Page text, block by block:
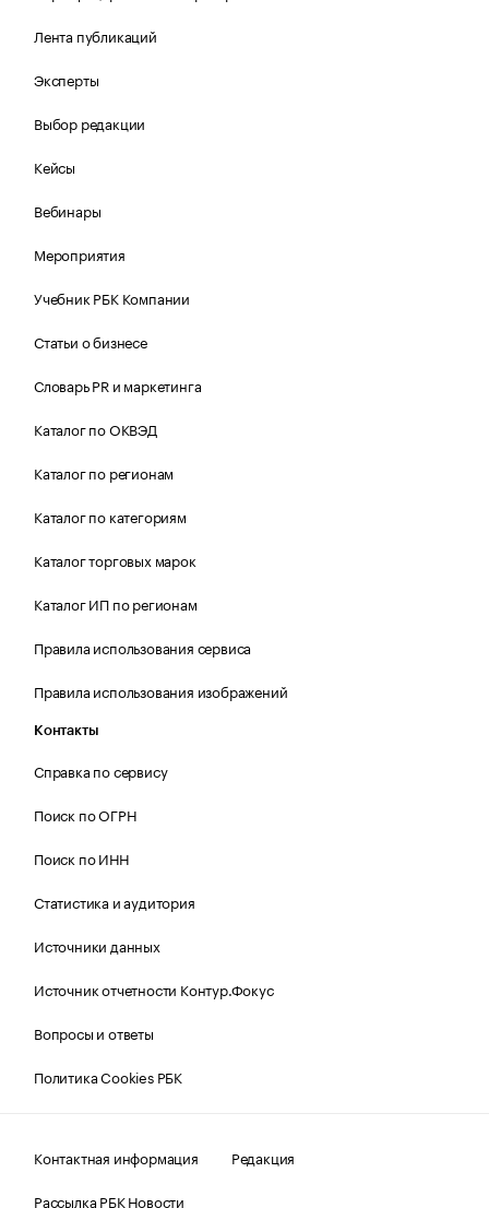
Лента публикаций
Эксперты
Выбор редакции
Кейсы
Вебинары
Мероприятия
Учебник РБК Компании
Статьи о бизнесе
Словарь PR и маркетинга
Каталог по ОКВЭД
Каталог по регионам
Каталог по категориям
Каталог торговых марок
Каталог ИП по регионам
Правила использования сервиса
Правила использования изображений
Контакты
Справка по сервису
Поиск по ОГРН
Поиск по ИНН
Статистика и аудитория
Источники данных
Источник отчетности Контур.Фокус
Вопросы и ответы
Политика Cookies РБК
Контактная информация
Редакция
Рассылка РБК Новости